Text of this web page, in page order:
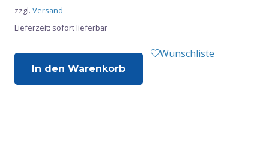
zzgl. Versand
Lieferzeit: sofort lieferbar
In den Warenkorb
Wunschliste